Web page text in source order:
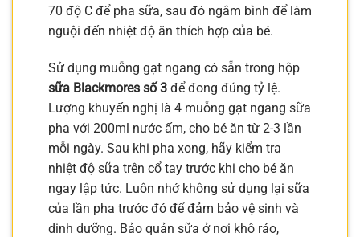
70 độ C để pha sữa, sau đó ngâm bình để làm
nguội đến nhiệt độ ăn thích hợp của bé.
Sử dụng muỗng gạt ngang có sẵn trong hộp
sữa Blackmores số 3 để đong đúng tỷ lệ.
Lượng khuyến nghị là 4 muỗng gạt ngang sữa
pha với 200ml nước ấm, cho bé ăn từ 2-3 lần
mỗi ngày. Sau khi pha xong, hãy kiểm tra
nhiệt độ sữa trên cổ tay trước khi cho bé ăn
ngay lập tức. Luôn nhớ không sử dụng lại sữa
của lần pha trước đó để đảm bảo vệ sinh và
dinh dưỡng. Bảo quản sữa ở nơi khô ráo,